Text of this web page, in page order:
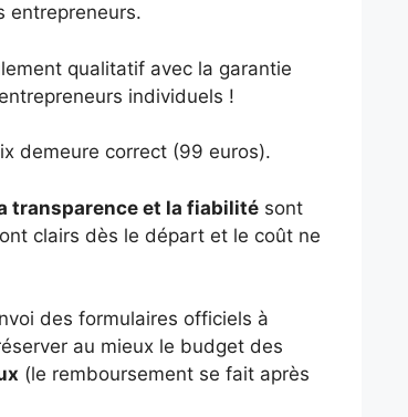
entrepreneurs.
qualitatif avec la garantie
individuels !
demeure correct (99 euros).
transparence et la fiabilité sont
clairs dès le départ et le coût ne
des formulaires officiels à
au mieux le budget des
(le remboursement se fait après